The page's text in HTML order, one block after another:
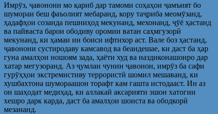
Имрӯз, ҷавонони мо қариб дар тамоми соҳаҳои ҷамъият бо
шумораи беш фаъолият мебаранд, кору таҷриба меомӯзанд,
ҳадафҳои созанда пешниҳод мекунанд, мехонанд, ҷӯё ҳастанд
ва пайваста барои ободиву оромии ватан саҳмгузорӣ
мекунанд, ки ҳамаи ин боиси ифтихор аст. Вале боз ҳастанд,
ҷавонони сустиродаву камсавод ва беандешае, ки даст ба ҳар
гуна амалҳои ношоям зада, ҳаёти худ ва наздиконашонро дар
хатар мегузоранд. Аз ҷумлаи чунин ҷавонон, имрӯз ба сафи
гурӯҳҳои экстремистиву террористӣ шомил мешаванд, ки
хушбахтона шумораашон торафт кам гашта истодааст. Ин аз
он шаҳодат медиҳад, ки аллакай аксарияти эшон хатогии
хешро дарк карда, даст ба амалҳои шоиста ва ободкорӣ
мезананд.